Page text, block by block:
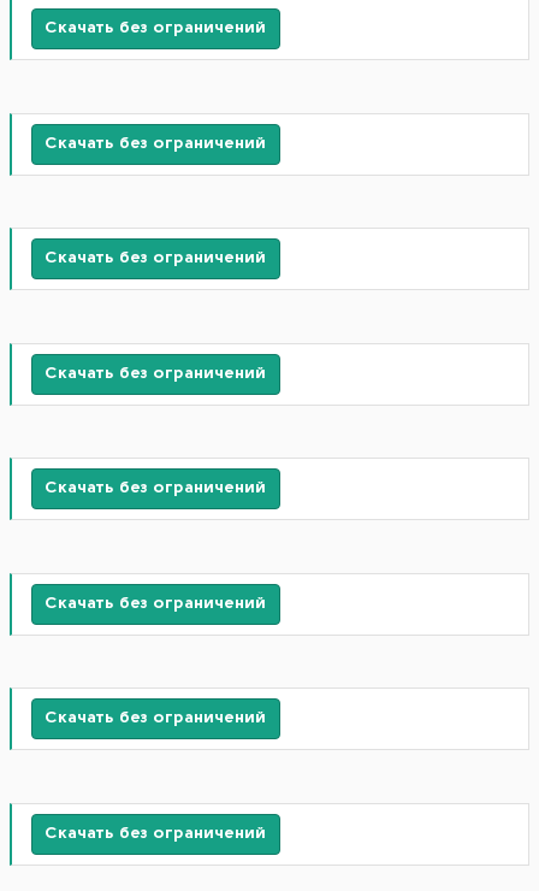
Скачать без ограничений
Скачать без ограничений
Скачать без ограничений
Скачать без ограничений
Скачать без ограничений
Скачать без ограничений
Скачать без ограничений
Скачать без ограничений